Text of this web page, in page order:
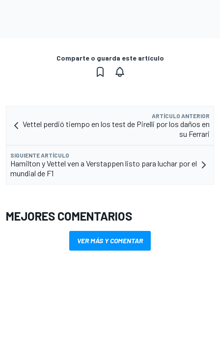
Comparte o guarda este artículo
ARTÍCULO ANTERIOR
Vettel perdió tiempo en los test de Pirelli por los daños en
su Ferrari
SIGUIENTE ARTÍCULO
Hamilton y Vettel ven a Verstappen listo para luchar por el
mundial de F1
MEJORES COMENTARIOS
VER MÁS Y COMENTAR